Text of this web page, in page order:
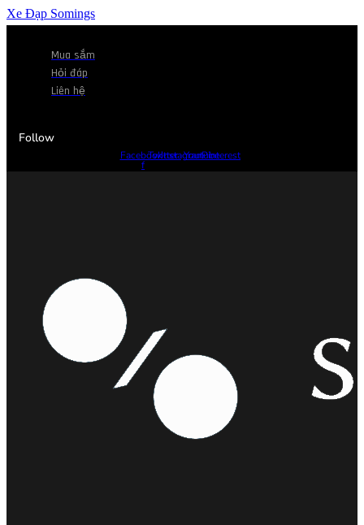
Xe Đạp Somings
Mua sắm
Hỏi đáp
Liên hệ
Follow
Facebook-
f
Twitter
Instagram
YoutubePinterest